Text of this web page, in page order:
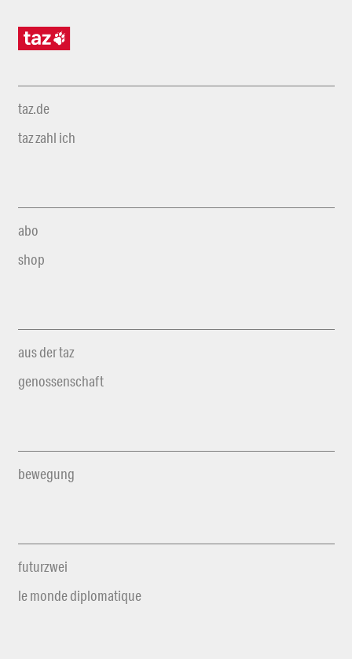
taz.de
taz zahl ich
abo
shop
aus der taz
genossenschaft
bewegung
futurzwei
le monde diplomatique